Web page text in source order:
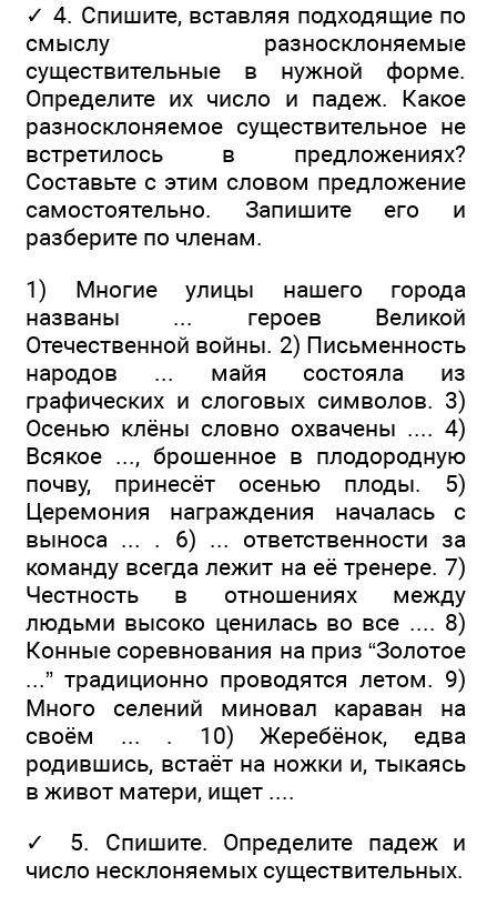
✓ 4. Спишите, вставляя подходящие по
смыслу разносклоняемые
существительные в нужной форме.
Определите их число и падеж. Какое
разносклоняемое существительное не
встретилось в предложениях?
Составьте с этим словом предложение
самостоятельно. Запишите его и
разберите по членам.
1) Многие улицы нашего города
названы ... героев Великой
Отечественной войны. 2) Письменность
народов ... майя состояла из
графических и слоговых символов. 3)
Осенью клёны словно охвачены .... 4)
Всякое ..., брошенное в плодородную
почву, принесёт осенью плоды. 5)
Церемония награждения началась с
выноса ... . 6) ... ответственности за
команду всегда лежит на её тренере. 7)
Честность в отношениях между
людьми высоко ценилась во все .... 8)
Конные соревнования на приз “Золотое
...” традиционно проводятся летом. 9)
Много селений миновал караван на
своём ... . 10) Жеребёнок, едва
родившись, встаёт на ножки и, тыкаясь
в живот матери, ищет ....
✓ 5. Спишите. Определите падеж и
число несклоняемых существительных.